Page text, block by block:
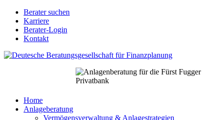
Direkt
zum
Inhalt
Berater
Login
für
Berater suchen
Karriere
Berater-Login
Kontakt
Main
Home
Anlageberatung
Vermögensverwaltung & Anlagestrategien